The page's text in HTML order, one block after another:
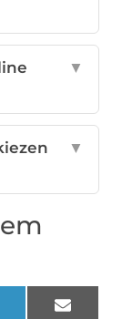
▼
▼
Email